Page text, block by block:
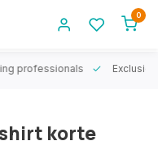
0
professionals
korte